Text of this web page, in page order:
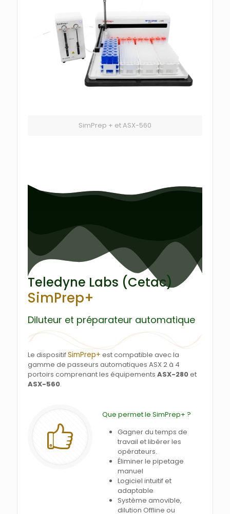
SimPrep + et ASX-560
Teledyne Labs (Cetac)
SimPrep+
Diluteur et préparateur automatique
Le dispositifSimPrep+ est compatible avec la
gamme de passeurs automatiques ASX 2 à 4
portoirs comprenant les équipements ASX-280et
ASX-560.
Que permet le SimPrep+ ?
Gagner du temps de
travail et libérer les
opérateurs.
Éliminer le pipetage
manuel
Logiciel intuitif et
adaptable
Système amovible,
dilution Offline ou